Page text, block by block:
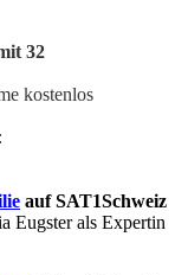
32
kostenlos
auf SAT1Schweiz
Eugster als Expertin